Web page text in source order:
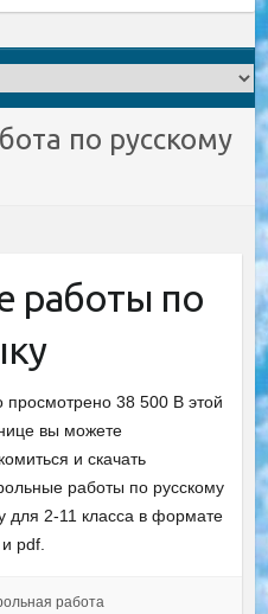
по русскому
работы по
просмотрено 38 500 В этой
вы можете
и скачать
работы по русскому
для 2-11 класса в формате
pdf.
работа